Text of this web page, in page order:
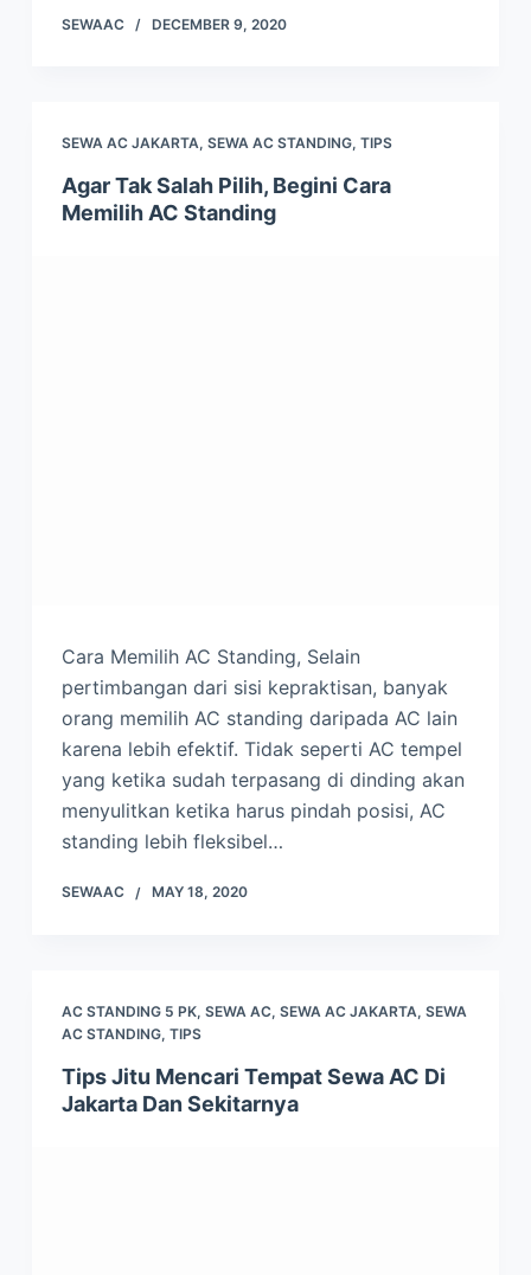
SEWAAC DECEMBER 9, 2020
SEWA AC JAKARTA, SEWA AC STANDING, TIPS
Agar Tak Salah Pilih, Begini Cara
Memilih AC Standing
Cara Memilih AC Standing, Selain
pertimbangan dari sisi kepraktisan, banyak
orang memilih AC standing daripada AC lain
karena lebih efektif. Tidak seperti AC tempel
yang ketika sudah terpasang di dinding akan
menyulitkan ketika harus pindah posisi, AC
standing lebih fleksibel…
SEWAAC MAY 18, 2020
AC STANDING 5 PK, SEWA AC, SEWA AC JAKARTA, SEWA
AC STANDING, TIPS
Tips Jitu Mencari Tempat Sewa AC Di
Jakarta Dan Sekitarnya